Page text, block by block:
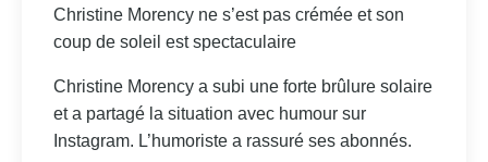
Christine Morency ne s’est pas crémée et son
coup de soleil est spectaculaire
Christine Morency a subi une forte brûlure solaire
et a partagé la situation avec humour sur
Instagram. L’humoriste a rassuré ses abonnés.